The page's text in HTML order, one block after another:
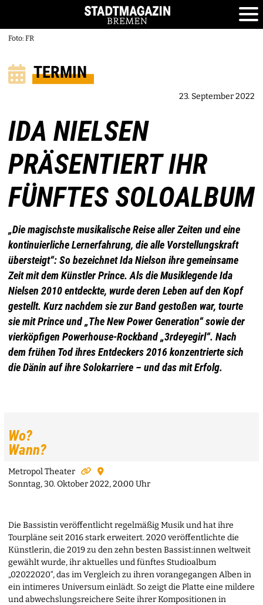
Foto: FR
TERMIN
23. September 2022
IDA NIELSEN
PRÄSENTIERT IHR
FÜNFTES SOLOALBUM
„Die magischste musikalische Reise aller Zeiten und eine
kontinuierliche Lernerfahrung, die alle Vorstellungskraft
übersteigt“: So bezeichnet Ida Nielson ihre gemeinsame
Zeit mit dem Künstler Prince. Als die Musiklegende Ida
Nielsen 2010 entdeckte, wurde deren Leben auf den Kopf
gestellt. Kurz nachdem sie zur Band gestoßen war, tourte
sie mit Prince und „The New Power Generation“ sowie der
vierköpfigen Powerhouse-Rockband „3rdeyegirl“. Nach
dem frühen Tod ihres Entdeckers 2016 konzentrierte sich
die Dänin auf ihre Solokarriere – und das mit Erfolg.
Wo?
Wann?
Metropol Theater
Sonntag, 30. Oktober 2022, 20:00 Uhr
Die Bassistin veröffentlicht regelmäßig Musik und hat ihre
Tourpläne seit 2016 stark erweitert. 2020 veröffentlichte die
Künstlerin, die 2019 zu den zehn besten Bassist:innen weltweit
gewählt wurde, ihr aktuelles und fünftes Studioalbum
„02022020“, das im Vergleich zu ihren vorangegangen Alben in
ein intimeres Universum einlädt. So zeigt die Platte eine mildere
und abwechslungsreichere Seite ihrer Kompositionen in